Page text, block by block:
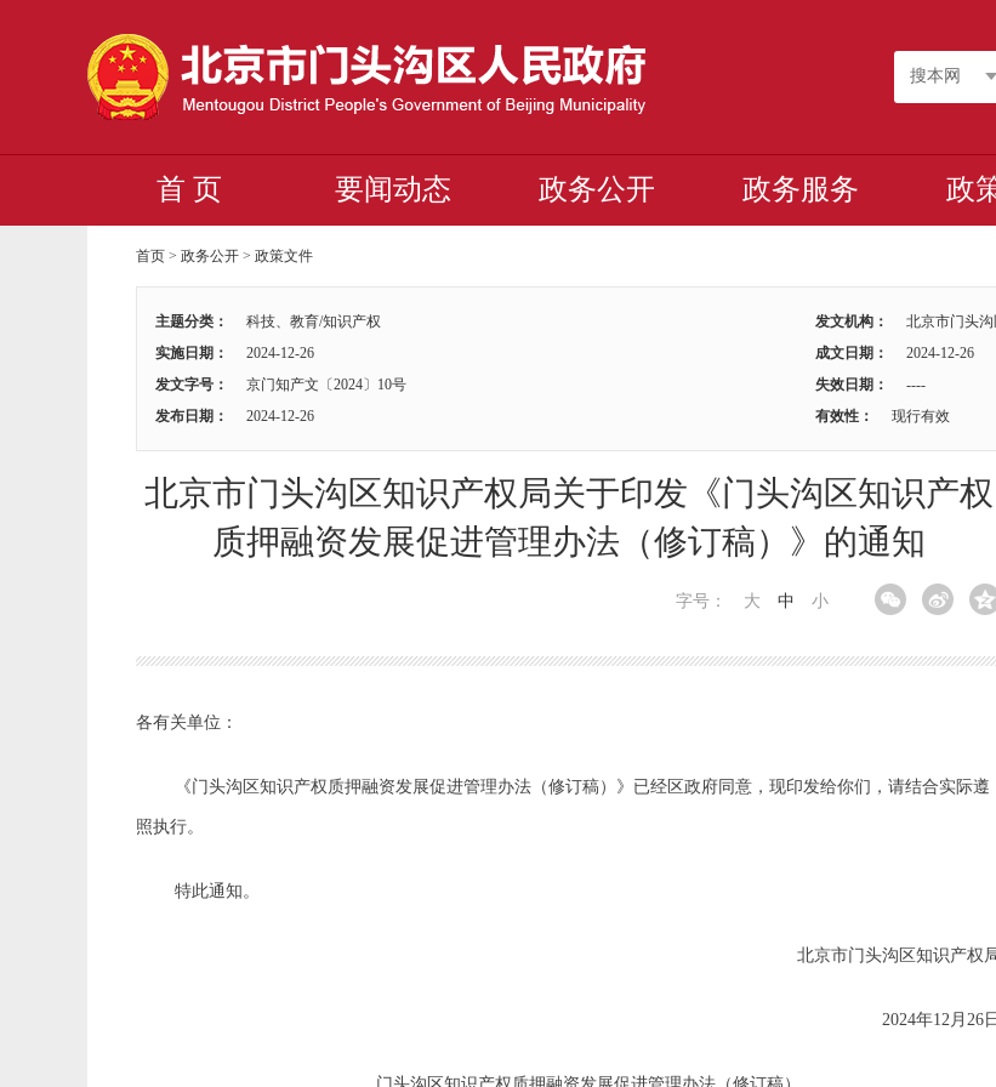
搜本网
首 页 要闻动态 政务公开 政务服务 政
首页 >政务公开 >政策文件
主题分类： 科技、教育/知识产权 发文机构：
北京市门头
实施日期：
2024-12-26 成文日期：
2024-12-26
发文字号：
京门知产文〔2024〕10号 失效日期：
----
发布日期：
2024-12-26 有效性： 现行有效
北京市门头沟区知识产权局关于印发《门头沟区知识产权
质押融资发展促进管理办法（修订稿）》的通知
字号： 大 中 小
各有关单位：
《门头沟区知识产权质押融资发展促进管理办法（修订稿）》已经区政府同意，现印发给你们，请结合实际遵
照执行。
特此通知。
北京市门头沟区知识产权
2024年12月26日